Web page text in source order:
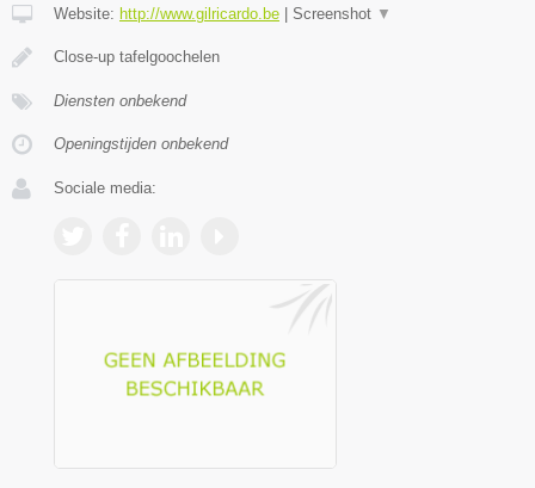
Website: http://www.gilricardo.be Screenshot ▼
Close-up tafelgoochelen
Diensten onbekend
Openingstijden onbekend
Sociale media: